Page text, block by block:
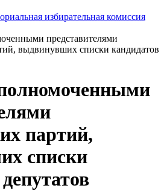
избирательная комиссия
представителями
выдвинувших списки кандидатов
партий,
списки